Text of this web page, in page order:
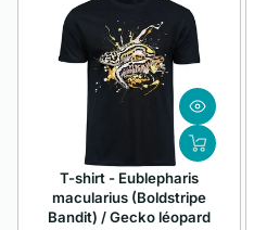
T-shirt - Eublepharis
macularius (Boldstripe
Bandit) / Gecko léopard